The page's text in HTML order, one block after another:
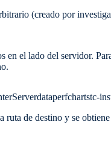
(creado por
en el lado del servidor.
ruta de destino y se